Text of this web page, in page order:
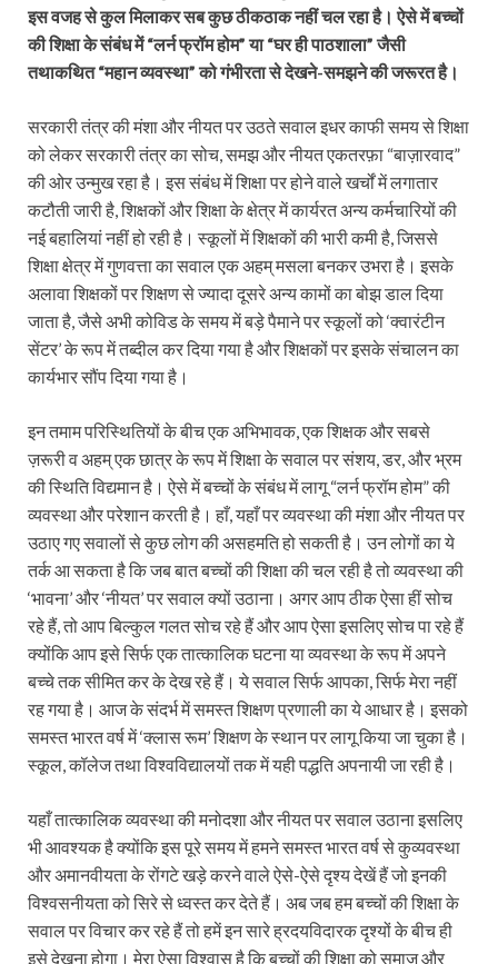
इस वजह से कुल मिलाकर सब कुछ ठीकठाक नहीं चल रहा है। ऐसे में बच्चों
की शिक्षा के संबंध में “लर्न फ्रॉम होम” या “घर ही पाठशाला” जैसी
तथाकथित “महान व्यवस्था” को गंभीरता से देखने-समझने की जरूरत है।
सरकारी तंत्र की मंशा और नीयत पर उठते सवाल इधर काफी समय से शिक्षा
को लेकर सरकारी तंत्र का सोच, समझ और नीयत एकतरफ़ा “बाज़ारवाद”
की ओर उन्मुख रहा है। इस संबंध में शिक्षा पर होने वाले खर्चों में लगातार
कटौती जारी है, शिक्षकों और शिक्षा के क्षेत्र में कार्यरत अन्य कर्मचारियों की
नई बहालियां नहीं हो रही है। स्कूलों में शिक्षकों की भारी कमी है, जिससे
शिक्षा क्षेत्र में गुणवत्ता का सवाल एक अहम् मसला बनकर उभरा है। इसके
अलावा शिक्षकों पर शिक्षण से ज्यादा दूसरे अन्य कामों का बोझ डाल दिया
जाता है, जैसे अभी कोविड के समय में बड़े पैमाने पर स्कूलों को ‘क्वारंटीन
सेंटर’ के रूप में तब्दील कर दिया गया है और शिक्षकों पर इसके संचालन का
कार्यभार सौंप दिया गया है।
इन तमाम परिस्थितियों के बीच एक अभिभावक, एक शिक्षक और सबसे
ज़रूरी व अहम् एक छात्र के रूप में शिक्षा के सवाल पर संशय, डर, और भ्रम
की स्थिति विद्यमान है। ऐसे में बच्चों के संबंध में लागू “लर्न फ्रॉम होम” की
व्यवस्था और परेशान करती है। हाँ, यहाँ पर व्यवस्था की मंशा और नीयत पर
उठाए गए सवालों से कुछ लोग की असहमति हो सकती है। उन लोगों का ये
तर्क आ सकता है कि जब बात बच्चों की शिक्षा की चल रही है तो व्यवस्था की
‘भावना’ और ‘नीयत’ पर सवाल क्यों उठाना। अगर आप ठीक ऐसा हीं सोच
रहे हैं, तो आप बिल्कुल गलत सोच रहे हैं और आप ऐसा इसलिए सोच पा रहे हैं
क्योंकि आप इसे सिर्फ एक तात्कालिक घटना या व्यवस्था के रूप में अपने
बच्चे तक सीमित कर के देख रहे हैं। ये सवाल सिर्फ आपका, सिर्फ मेरा नहीं
रह गया है। आज के संदर्भ में समस्त शिक्षण प्रणाली का ये आधार है। इसको
समस्त भारत वर्ष में ‘क्लास रूम’ शिक्षण के स्थान पर लागू किया जा चुका है।
स्कूल, कॉलेज तथा विश्वविद्यालयों तक में यही पद्धति अपनायी जा रही है।
यहाँ तात्कालिक व्यवस्था की मनोदशा और नीयत पर सवाल उठाना इसलिए
भी आवश्यक है क्योंकि इस पूरे समय में हमने समस्त भारत वर्ष से कुव्यवस्था
और अमानवीयता के रोंगटे खड़े करने वाले ऐसे-ऐसे दृश्य देखें हैं जो इनकी
विश्वसनीयता को सिरे से ध्वस्त कर देते हैं। अब जब हम बच्चों की शिक्षा के
सवाल पर विचार कर रहे हैं तो हमें इन सारे ह्रदयविदारक दृश्यों के बीच ही
इसे देखना होगा। मेरा ऐसा विश्वास है कि बच्चों की शिक्षा को समाज और